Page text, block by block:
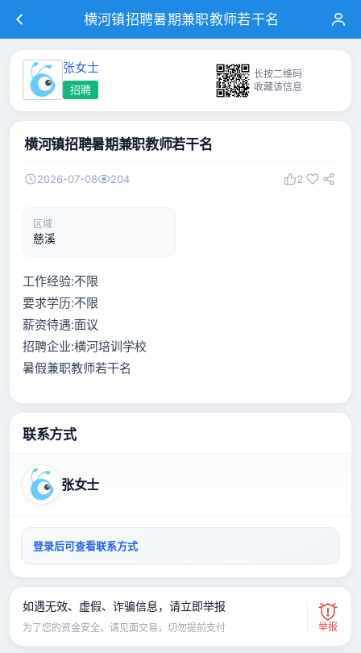
横河镇招聘暑期兼职教师若干名
张女士
招聘
长按二维码
收藏该信息
横河镇招聘暑期兼职教师若干名
2026-07-08 204 2
区域
慈溪
工作经验:不限
要求学历:不限
薪资待遇:面议
招聘企业:横河培训学校
暑假兼职教师若干名
联系方式
张女士
登录后可查看联系方式
如遇无效、虚假、诈骗信息，请立即举报
为了您的资金安全，请见面交易，切勿提前支付 举报